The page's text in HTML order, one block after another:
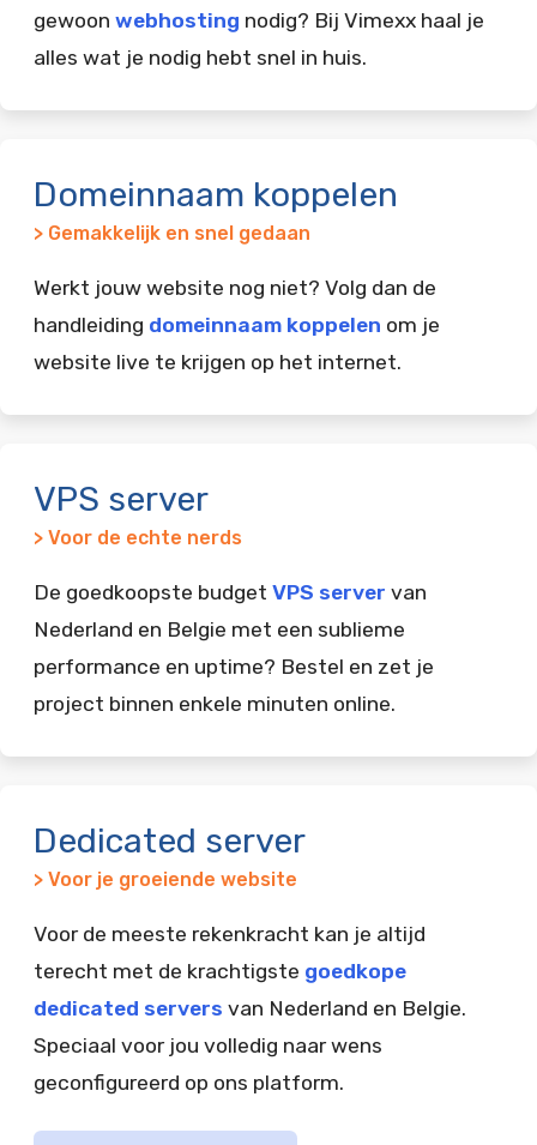
gewoon webhosting nodig? Bij Vimexx haal je
alles wat je nodig hebt snel in huis.
Domeinnaam koppelen
> Gemakkelijk en snel gedaan
Werkt jouw website nog niet? Volg dan de
handleiding domeinnaam koppelen om je
website live te krijgen op het internet.
VPS server
> Voor de echte nerds
De goedkoopste budget VPS server van
Nederland en Belgie met een sublieme
performance en uptime? Bestel en zet je
project binnen enkele minuten online.
Dedicated server
> Voor je groeiende website
Voor de meeste rekenkracht kan je altijd
terecht met de krachtigste goedkope
dedicated servers van Nederland en Belgie.
Speciaal voor jou volledig naar wens
geconfigureerd op ons platform.